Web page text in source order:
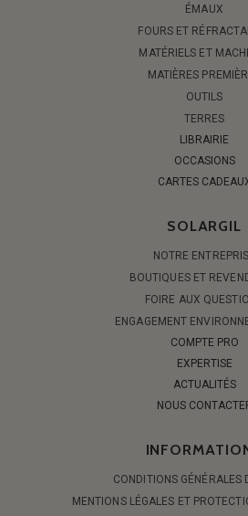
ÉMAUX
FOURS ET
MATÉRIELS ET
MATIÈRES
OUTILS
TERRES
LIBRAIRIE
OCCASIONS
CARTES
SOLARGIL
NOTRE
BOUTIQUES ET
FOIRE AUX
ENGAGEMENT
COMPTE PRO
EXPERTISE
ACTUALITÉS
NOUS
CONDITIONS GÉNÉRALES
MENTIONS LÉGALES ET